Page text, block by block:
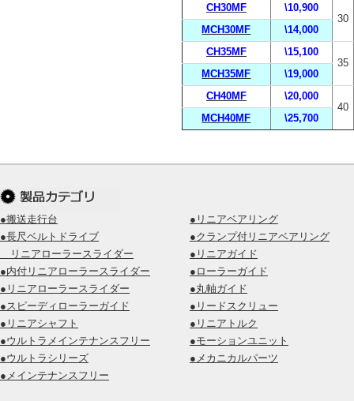
CH30MF
\10,900
30
MCH30MF
\14,000
CH35MF
\15,100
35
MCH35MF
\19,000
CH40MF
\20,000
40
MCH40MF
\25,700
●搬送走行台
●長尺ベルトドライブ
リニアローラースライダー
●内付リニアローラースライダー
●リニアローラースライダー
●スピーディローラーガイド
●リニアシャフト
●ウルトラメインテナンスフリー
●ウルトラシリーズ
●メインテナンスフリー
●リニアベアリング
●クランプ付リニアベアリング
●リニアガイド
●ローラーガイド
●丸軸ガイド
●リードスクリュー
●リニアトルク
●モーションユニット
●メカニカルパーツ